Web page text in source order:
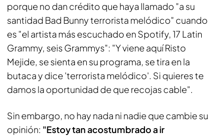
porque no dan crédito que haya llamado "a su
santidad Bad Bunny terrorista melódico" cuando
es "el artista más escuchado en Spotify, 17 Latin
Grammy, seis Grammys": "Y viene aquí Risto
Mejide, se sienta en su programa, se tira en la
butaca y dice 'terrorista melódico'. Si quieres te
damos la oportunidad de que recojas cable".
Sin embargo, no hay nada ni nadie que cambie su
opinión: "Estoy tan acostumbrado a ir